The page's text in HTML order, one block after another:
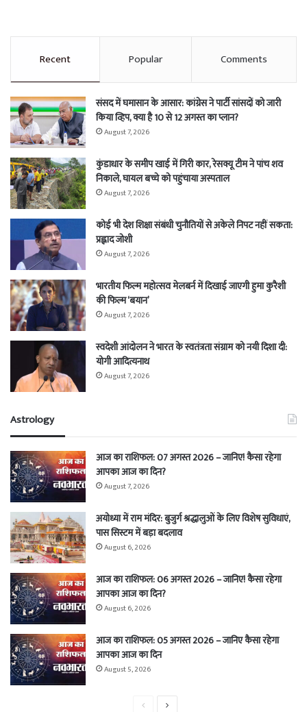
Recent Popular Comments
संसद में घमासान के आसार: कांग्रेस ने पार्टी सांसदों को जारी
किया व्हिप, क्या है 10 से 12 अगस्त का प्लान?
August 7, 2026
कुंडाधार के समीप खाई में गिरी कार, रेसक्यू टीम ने पांच शव
निकाले, घायल बच्चे को पहुंचाया अस्पताल
August 7, 2026
कोई भी देश शिक्षा संबंधी चुनौतियों से अकेले निपट नहीं सकता:
प्रह्लाद जोशी
August 7, 2026
भारतीय फिल्म महोत्सव मेलबर्न में दिखाई जाएगी हुमा कुरैशी
की फिल्म ‘बयान’
August 7, 2026
स्वदेशी आंदोलन ने भारत के स्वतंत्रता संग्राम को नयी दिशा दी:
योगी आदित्यनाथ
August 7, 2026
Astrology
आज का राशिफल: 07 अगस्त 2026 – जानिए! कैसा रहेगा
आपका आज का दिन?
August 7, 2026
अयोध्या में राम मंदिर: बुजुर्ग श्रद्धालुओं के लिए विशेष सुविधाएं,
पास सिस्टम में बड़ा बदलाव
August 6, 2026
आज का राशिफल: 06 अगस्त 2026 – जानिए! कैसा रहेगा
आपका आज का दिन?
August 6, 2026
आज का राशिफल: 05 अगस्त 2026 – जानिए कैसा रहेगा
आपका आज का दिन
August 5, 2026
PreviousNext